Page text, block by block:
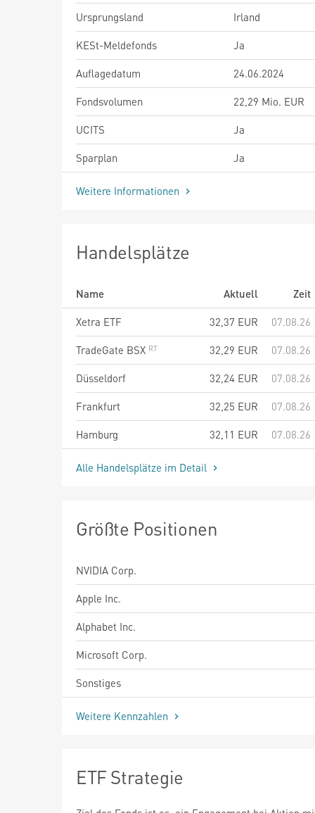
Ursprungsland
Irland
KESt-Meldefonds
Ja
Auflagedatum
24.06.2024
Fondsvolumen
22,29 Mio. EUR
UCITS
Ja
Sparplan
Ja
Weitere Informationen
Handelsplätze
Name Aktuell
Zeit
Xetra ETF
32,37 EUR
07.08.26
TradeGate BSX
32,29 EUR
07.08.26
Düsseldorf
32,24 EUR
07.08.26
Frankfurt
32,25 EUR
07.08.26
Hamburg
32,11 EUR 07.08.26
Alle Handelsplätze im Detail
Größte Positionen
NVIDIA Corp.
Apple Inc.
Alphabet Inc.
Microsoft Corp.
Sonstiges
Weitere Kennzahlen
ETF Strategie